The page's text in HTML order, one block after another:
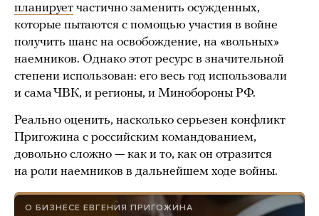
планирует частично заменить осужденных,
которые пытаются с помощью участия в войне
получить шанс на освобождение, на «вольных»
наемников. Однако этот ресурс в значительной
степени использован: его весь год использовали
и сама ЧВК, и регионы, и Минобороны РФ.
Реально оценить, насколько серьезен конфликт
Пригожина с российским командованием,
довольно сложно — как и то, как он отразится
на роли наемников в дальнейшем ходе войны.
О БИЗНЕСЕ ЕВГЕНИЯ ПРИГОЖИНА